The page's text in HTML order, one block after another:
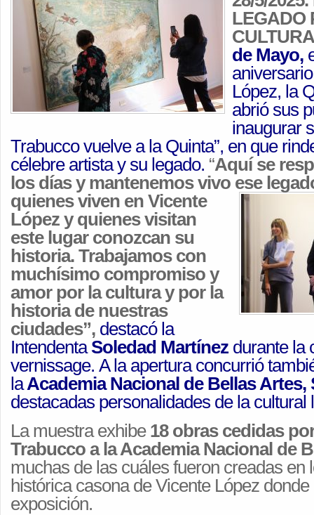
LEGADO
de Mayo,
López, la
abrió sus
inaugurar
Trabucco vuelve a la Quinta”, en que
célebre artista y su legado. “Aquí se
los días y mantenemos vivo ese
quienes viven en Vicente
López y quienes visitan
este lugar conozcan su
historia. Trabajamos con
muchísimo compromiso y
amor por la cultura y por la
historia de nuestras
ciudades”, destacó la
IntendentaSoledad Martínez durante la
vernissage. A la apertura concurrió
laAcademia Nacional de Bellas
destacadas personalidades de la
La muestra exhibe 18 obras cedidas
Trabucco a la Academia Nacional de
muchas de las cuáles fueron creadas en
histórica casona de Vicente López
exposición.